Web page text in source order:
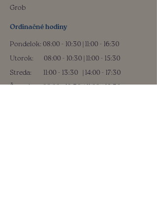
Grob
Ordinačné hodiny
Pondelok: 08:00 - 10:30 | 11:00 - 16:30
Utorok: 08:00 - 10:30 | 11:00 - 15:30
Streda: 11:00 - 13:30 | 14:00 - 17:30